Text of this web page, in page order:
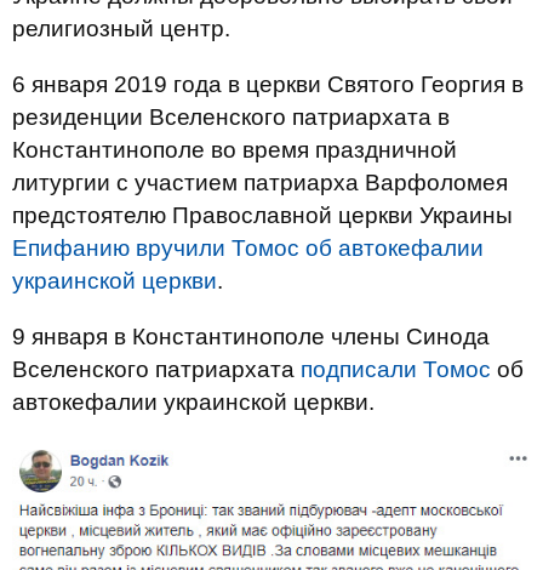
религиозный центр.
6 января 2019 года в церкви Святого Георгия в
резиденции Вселенского патриархата в
Константинополе во время праздничной
литургии с участием патриарха Варфоломея
предстоятелю Православной церкви Украины
Епифанию вручили Томос об автокефалии
украинской церкви.
9 января в Константинополе члены Синода
Вселенского патриархата подписали Томос об
автокефалии украинской церкви.